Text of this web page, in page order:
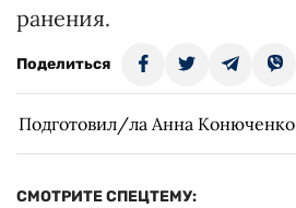
ранения.
Поделиться
Подготовил/ла Анна Конюченко
СМОТРИТЕ СПЕЦТЕМУ: